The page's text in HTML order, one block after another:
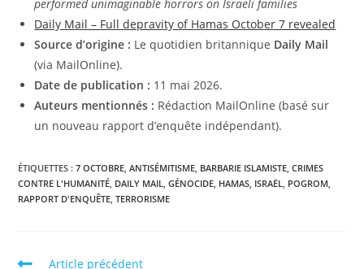
performed unimaginable horrors on Israeli families
Daily Mail – Full depravity of Hamas October 7 revealed
Source d’origine : Le quotidien britannique Daily Mail
(via MailOnline).
Date de publication : 11 mai 2026.
Auteurs mentionnés : Rédaction MailOnline (basé sur
un nouveau rapport d’enquête indépendant).
ÉTIQUETTES :7 OCTOBRE, ANTISÉMITISME, BARBARIE ISLAMISTE, CRIMES
CONTRE L'HUMANITÉ, DAILY MAIL, GÉNOCIDE, HAMAS, ISRAËL, POGROM,
RAPPORT D'ENQUÊTE, TERRORISME
Article précédent